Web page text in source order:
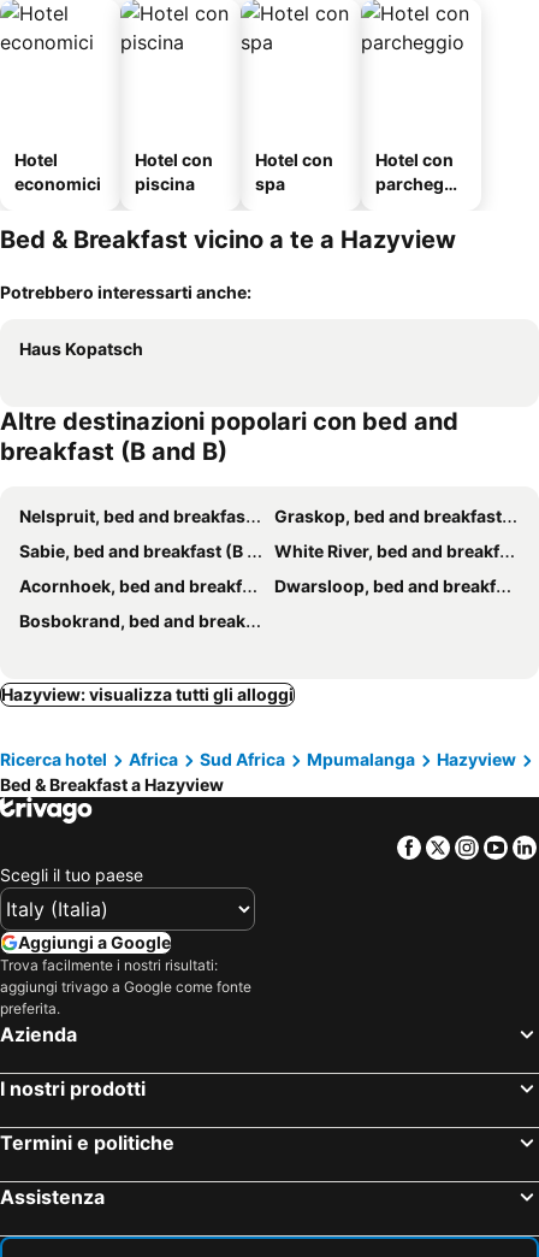
Hotel
economici
Hotel con
piscina
Hotel con
spa
Hotel con
parcheggi
Bed & Breakfast vicino a te a Hazyview
Potrebbero interessarti anche:
Haus Kopatsch
Altre destinazioni popolari con bed and
breakfast (B and B)
Nelspruit, bed and breakfast (B and B)
Graskop, bed and breakfast (B and B)
Sabie, bed and breakfast (B and B)
White River, bed and breakfast (B and B)
Acornhoek, bed and breakfast (B and B)
Dwarsloop, bed and breakfast (B and B)
Bosbokrand, bed and breakfast (B and B)
Hazyview: visualizza tutti gli alloggi
Ricerca hotel Africa Sud Africa Mpumalanga
Hazyview
Bed & Breakfast a Hazyview
Facebook
Twitter
Scegli il tuo paese
Aggiungi a Google
Trova facilmente i nostri risultati:
aggiungi trivago a Google come fonte
preferita.
Azienda
I nostri prodotti
Termini e politiche
Assistenza